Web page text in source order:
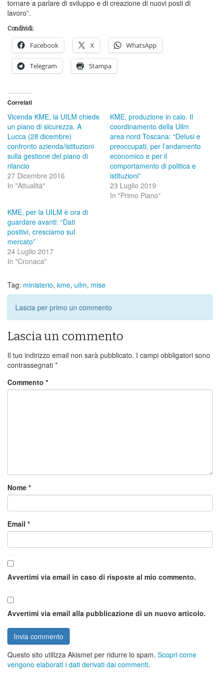
tornare a parlare di sviluppo e di creazione di nuovi posti di
lavoro”.
Condividi:
Facebook X WhatsApp
Telegram Stampa
Correlati
Vicenda KME, la UILM chiede
un piano di sicurezza. A
Lucca (28 dicembre)
confronto azienda/istituzioni
sulla gestione del piano di
rilancio
27 Dicembre 2016
In "Attualità"
KME, produzione in calo. Il
coordinamento della Uilm
area nord Toscana: “Delusi e
preoccupati, per l’andamento
economico e per il
comportamento di politica e
istituzioni”
23 Luglio 2019
In "Primo Piano"
KME, per la UILM è ora di
guardare avanti: “Dati
positivi, cresciamo sul
mercato”
24 Luglio 2017
In "Cronaca"
Tag: ministerio, kme, uilm, mise
Lascia per primo un commento
Lascia un commento
Il tuo indirizzo email non sarà pubblicato. I campi obbligatori sono
contrassegnati *
Commento *
Nome *
Email *
Avvertimi via email in caso di risposte al mio commento.
Avvertimi via email alla pubblicazione di un nuovo articolo.
Questo sito utilizza Akismet per ridurre lo spam. Scopri come
vengono elaborati i dati derivati dai commenti.